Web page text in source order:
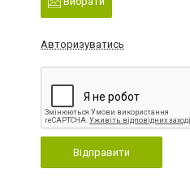
Авторизуватись
Відправити